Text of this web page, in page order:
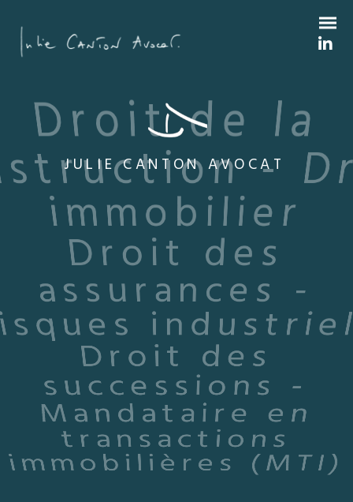
Droit de la
construction - Droit
immobilier
Droit des
assurances -
Risques industriels
Droit des
successions -
Mandataire en
transactions
immobilières (MTI)
JULIE CANTON AVOCAT